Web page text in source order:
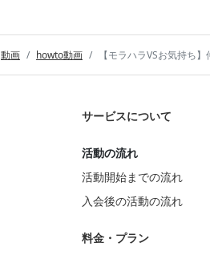
動画 howto動画 【モラハラVSお気持ち
サービスについて
活動の流れ
活動開始までの流れ
入会後の活動の流れ
料金・プラン